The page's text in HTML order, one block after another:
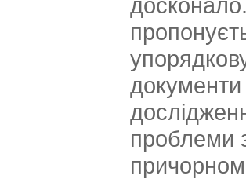
документи
проблеми